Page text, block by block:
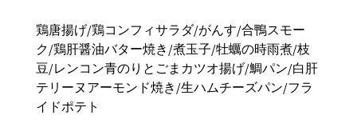
鶏唐揚げ/鶏コンフィサラダ/がんす/合鴨スモー
ク/鶏肝醤油バター焼き/煮玉子/牡蠣の時雨煮/枝
豆/レンコン青のりとごまカツオ揚げ/鯛パン/白肝
テリーヌアーモンド焼き/生ハムチーズパン/フラ
イドポテト